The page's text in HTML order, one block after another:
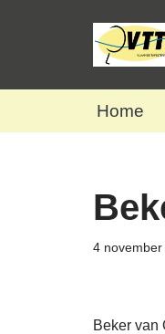
Home
4
Beker van